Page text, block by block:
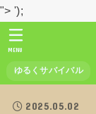
"> ');
ゆるくサバイバル
MENU
2025.05.02